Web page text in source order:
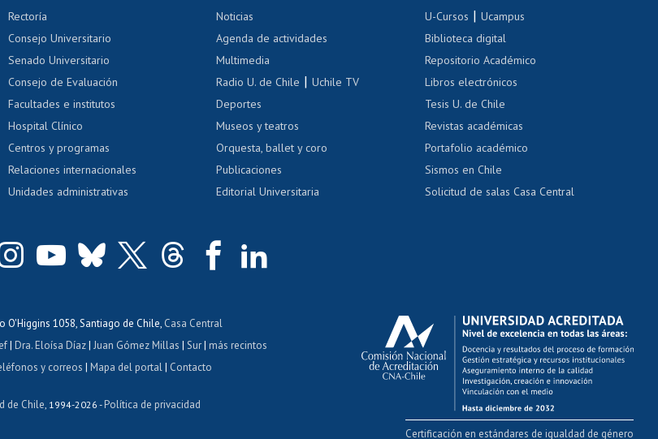
Evaluación docente
Calificación académica
Postulación al AUCAI
Certificado de renta
Certificado de renta
Cursos de español
Tarjeta TUI Acoso laboral, sexual y violencia Denuncias administrativas
Rectoría
Consejo Universitario
Senado Universitario
Consejo de Evaluación
Facultades e institutos
Hospital Clínico
Centros y programas
Relaciones internacionales
Unidades administrativas
Noticias
Agenda de actividades
Multimedia
Radio U. de Chile |Uchile TV
Deportes
Museos y teatros
Orquesta, ballet y coro
Publicaciones
Editorial Universitaria
U-Cursos |Ucampus
Biblioteca digital
Repositorio Académico
Libros electrónicos
Tesis U. de Chile
Revistas académicas
Portafolio académico
Sismos en Chile
Solicitud de salas Casa Central
O'Higgins 1058, Santiago de Chile, Casa Central
| Dra. Eloísa Díaz| Juan Gómez Millas | Sur| más recintos
y correos |Mapa del portal| Contacto
de Chile , 1994-2026 -Política de privacidad
Certificación en estándares de igualdad de género